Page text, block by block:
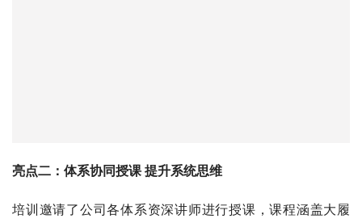
亮点二：体系协同授课 提升系统思维
培训邀请了公司各体系资深讲师进行授课，课程涵盖大履